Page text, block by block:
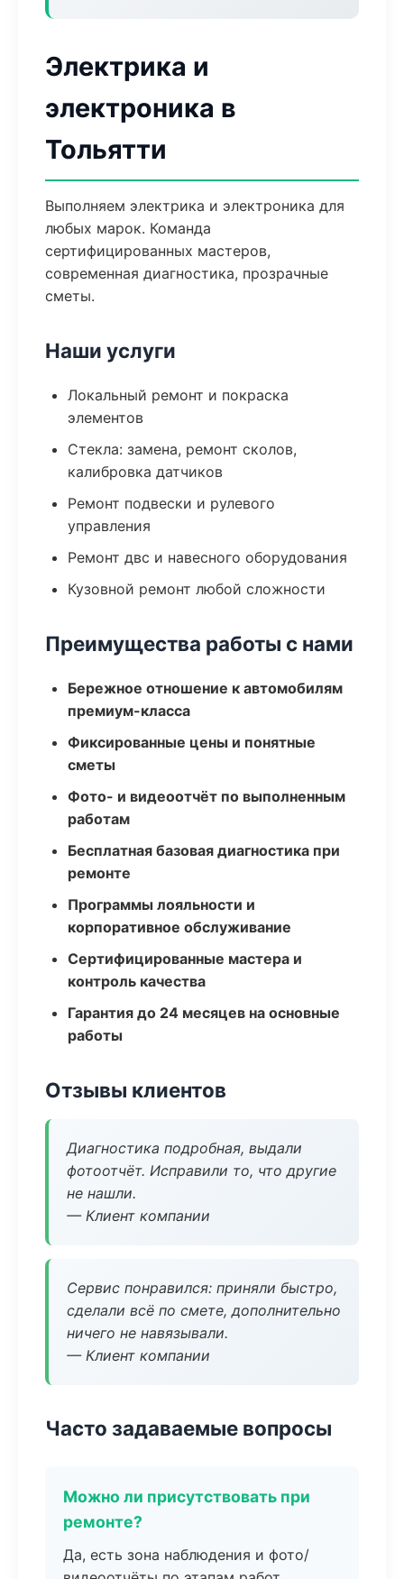
Электрика и
электроника в
Тольятти
Выполняем электрика и электроника для
любых марок. Команда
сертифицированных мастеров,
современная диагностика, прозрачные
сметы.
Наши услуги
Локальный ремонт и покраска
элементов
Стекла: замена, ремонт сколов,
калибровка датчиков
Ремонт подвески и рулевого
управления
Ремонт двс и навесного оборудования
Кузовной ремонт любой сложности
Преимущества работы с нами
Бережное отношение к автомобилям
премиум-класса
Фиксированные цены и понятные
сметы
Фото- и видеоотчёт по выполненным
работам
Бесплатная базовая диагностика при
ремонте
Программы лояльности и
корпоративное обслуживание
Сертифицированные мастера и
контроль качества
Гарантия до 24 месяцев на основные
работы
Отзывы клиентов
Диагностика подробная, выдали
фотоотчёт. Исправили то, что другие
не нашли.
— Клиент компании
Сервис понравился: приняли быстро,
сделали всё по смете, дополнительно
ничего не навязывали.
— Клиент компании
Часто задаваемые вопросы
Можно ли присутствовать при
ремонте?
Да, есть зона наблюдения и фото/